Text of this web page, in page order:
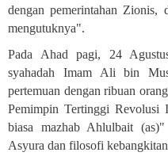
dengan pemerintahan Zionis,
mengutuknya."
Pada Ahad pagi, 24
syahadah Imam Ali bin
pertemuan dengan ribuan
Pemimpin Tertinggi Revolusi
biasa mazhab Ahlulbait
Asyura dan filosofi